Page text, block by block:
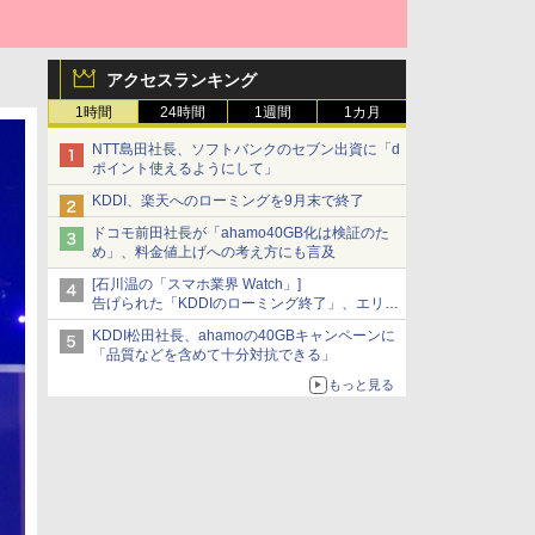
アクセスランキング
1時間 24時間 1週間 1カ月
NTT島田社長、ソフトバンクのセブン出資に「d
ポイント使えるようにして」
KDDI、楽天へのローミングを9月末で終了
ドコモ前田社長が「ahamo40GB化は検証のた
め」、料金値上げへの考え方にも言及
[石川温の「スマホ業界 Watch」]
告げられた「KDDIのローミング終了」、エリア
マップの落とし穴と楽天モバイルの課題
KDDI松田社長、ahamoの40GBキャンペーンに
「品質などを含めて十分対抗できる」
もっと見る